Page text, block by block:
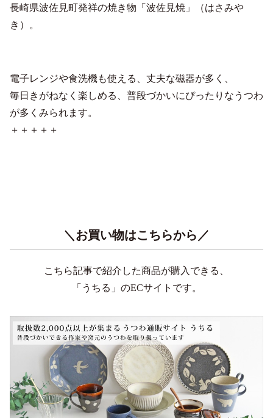
長崎県波佐見町発祥の焼き物「波佐見焼」（はさみや
き）。
電子レンジや食洗機も使える、丈夫な磁器が多く、
毎日きがねなく楽しめる、普段づかいにぴったりなうつわ
が多くみられます。
＋＋＋＋＋
＼お買い物はこちらから／
こちら記事で紹介した商品が購入できる、
「うちる」のECサイトです。